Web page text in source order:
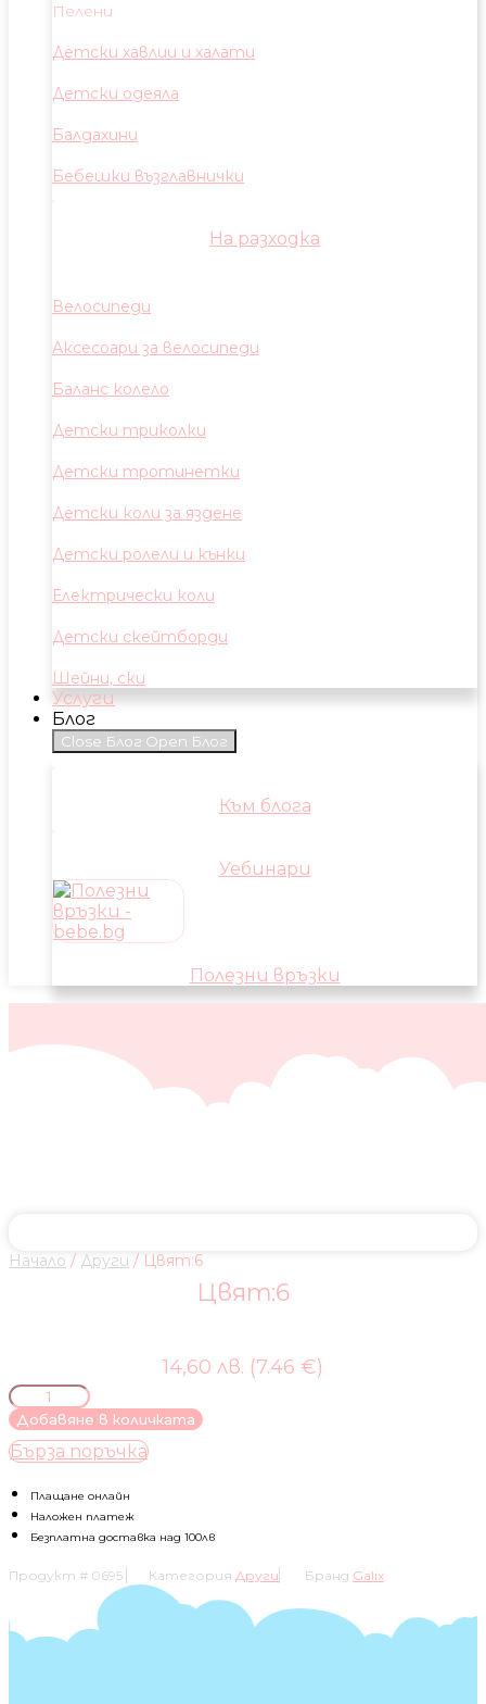
Пелени
Детски хавлии и халати
Детски одеяла
Балдахини
Бебешки възглавнички
На разходка
Велосипеди
Аксесоари за велосипеди
Баланс колело
Детски триколки
Детски тротинетки
Детски коли за яздене
Детски ролели и кънки
Електрически коли
Детски скейтборди
Шейни, ски
Услуги
Блог
Close Блог Open Блог
Към блога
Уебинари
Полезни връзки
Начало / Други / Цвят:6
Цвят:6
14,60 лв. (7.46 €)
количество
за
Цвят:6
Добавяне в количката
Бърза поръчка
Плащане онлайн
Наложен платеж
Безплатна доставка над 100лв
Продукт # 0695 Категория Други Бранд Galix